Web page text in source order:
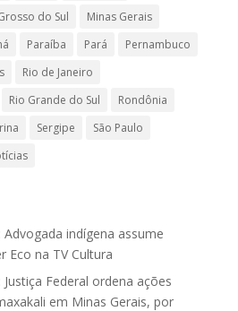
do Sul
Minas Gerais
Paraíba Pará
Pernambuco
Rio de Janeiro
Rio Grande do Sul
Rondônia
Sergipe
São Paulo
Advogada indígena assume
Eco na TV Cultura
Justiça Federal ordena ações
em Minas Gerais, por